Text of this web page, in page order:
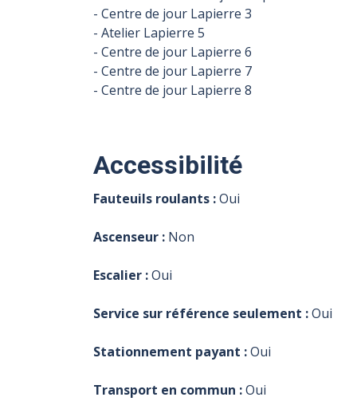
- Centre de jour Lapierre 3
- Atelier Lapierre 5
- Centre de jour Lapierre 6
- Centre de jour Lapierre 7
- Centre de jour Lapierre 8
Accessibilité
Fauteuils roulants :Oui
Ascenseur : Non
Escalier :Oui
Service sur référence seulement :Oui
Stationnement payant :Oui
Transport en commun :Oui